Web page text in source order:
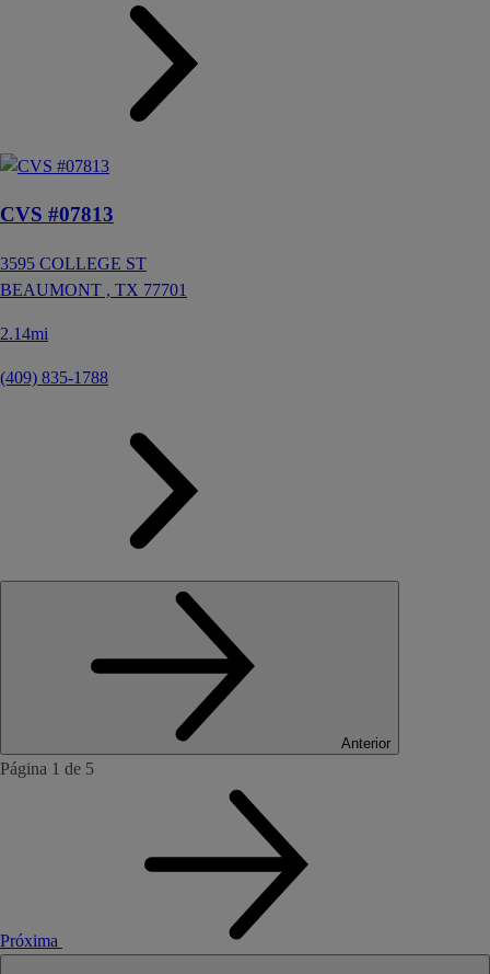
CVS #07813
3595 COLLEGE ST
BEAUMONT , TX 77701
2.14mi
(409) 835-1788
Anterior
Página 1 de 5
Próxima